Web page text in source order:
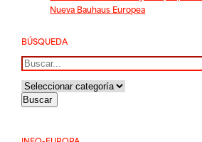
Nueva Bauhaus Europea
BÚSQUEDA
Buscar